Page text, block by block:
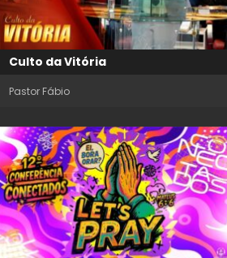
Culto da Vitória
Pastor Fábio